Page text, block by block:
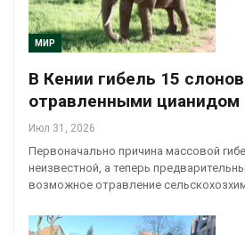
МИР
В Кении гибель 15
отравленными цианидом
Июл 31, 2026
Первоначально причина массовой
неизвестной, а теперь
возможное отравление